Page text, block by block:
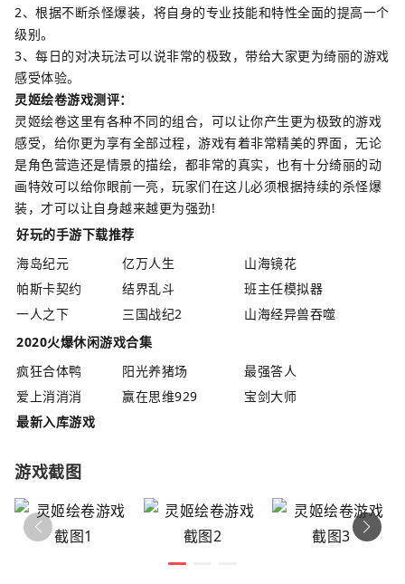
2、根据不断杀怪爆装，将自身的专业技能和特性全面的提高一个
级别。
3、每日的对决玩法可以说非常的极致，带给大家更为绮丽的游戏
感受体验。
灵姬绘卷游戏测评：
灵姬绘卷这里有各种不同的组合，可以让你产生更为极致的游戏
感受，给你更为享有全部过程，游戏有着非常精美的界面，无论
是角色营造还是情景的描绘，都非常的真实，也有十分绮丽的动
画特效可以给你眼前一亮，玩家们在这儿必须根据持续的杀怪爆
装，才可以让自身越来越更为强劲!
好玩的手游下载推荐
海岛纪元
亿万人生
山海镜花
帕斯卡契约
结界乱斗
班主任模拟器
一人之下
三国战纪2
山海经异兽吞噬
2020火爆休闲游戏合集
疯狂合体鸭
阳光养猪场
最强答人
爱上消消消
赢在思维929
宝剑大师
最新入库游戏
游戏截图